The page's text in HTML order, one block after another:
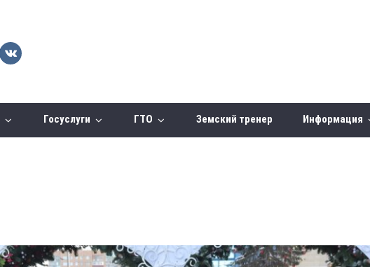
Госуслуги ГТО Земский тренер Информация